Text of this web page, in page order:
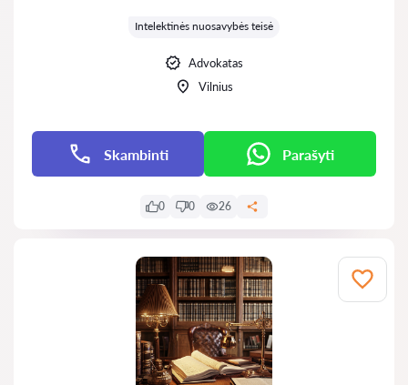
Intelektinės nuosavybės teisė
Advokatas
Vilnius
Skambinti Parašyti
0 0 26